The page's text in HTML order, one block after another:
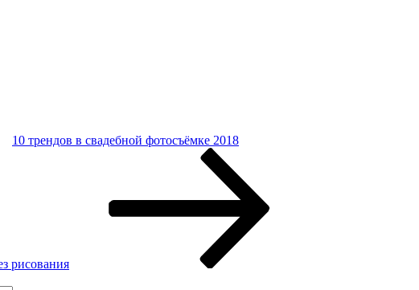
10 трендов в свадебной фотосъёмке 2018
рисования